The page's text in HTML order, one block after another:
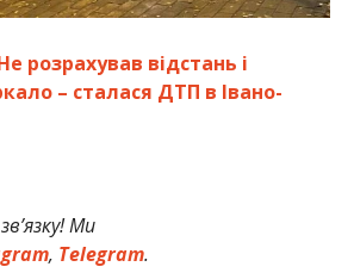
розрахував відстань і
– сталася ДТП в Івано-
Ми
, Telegram.